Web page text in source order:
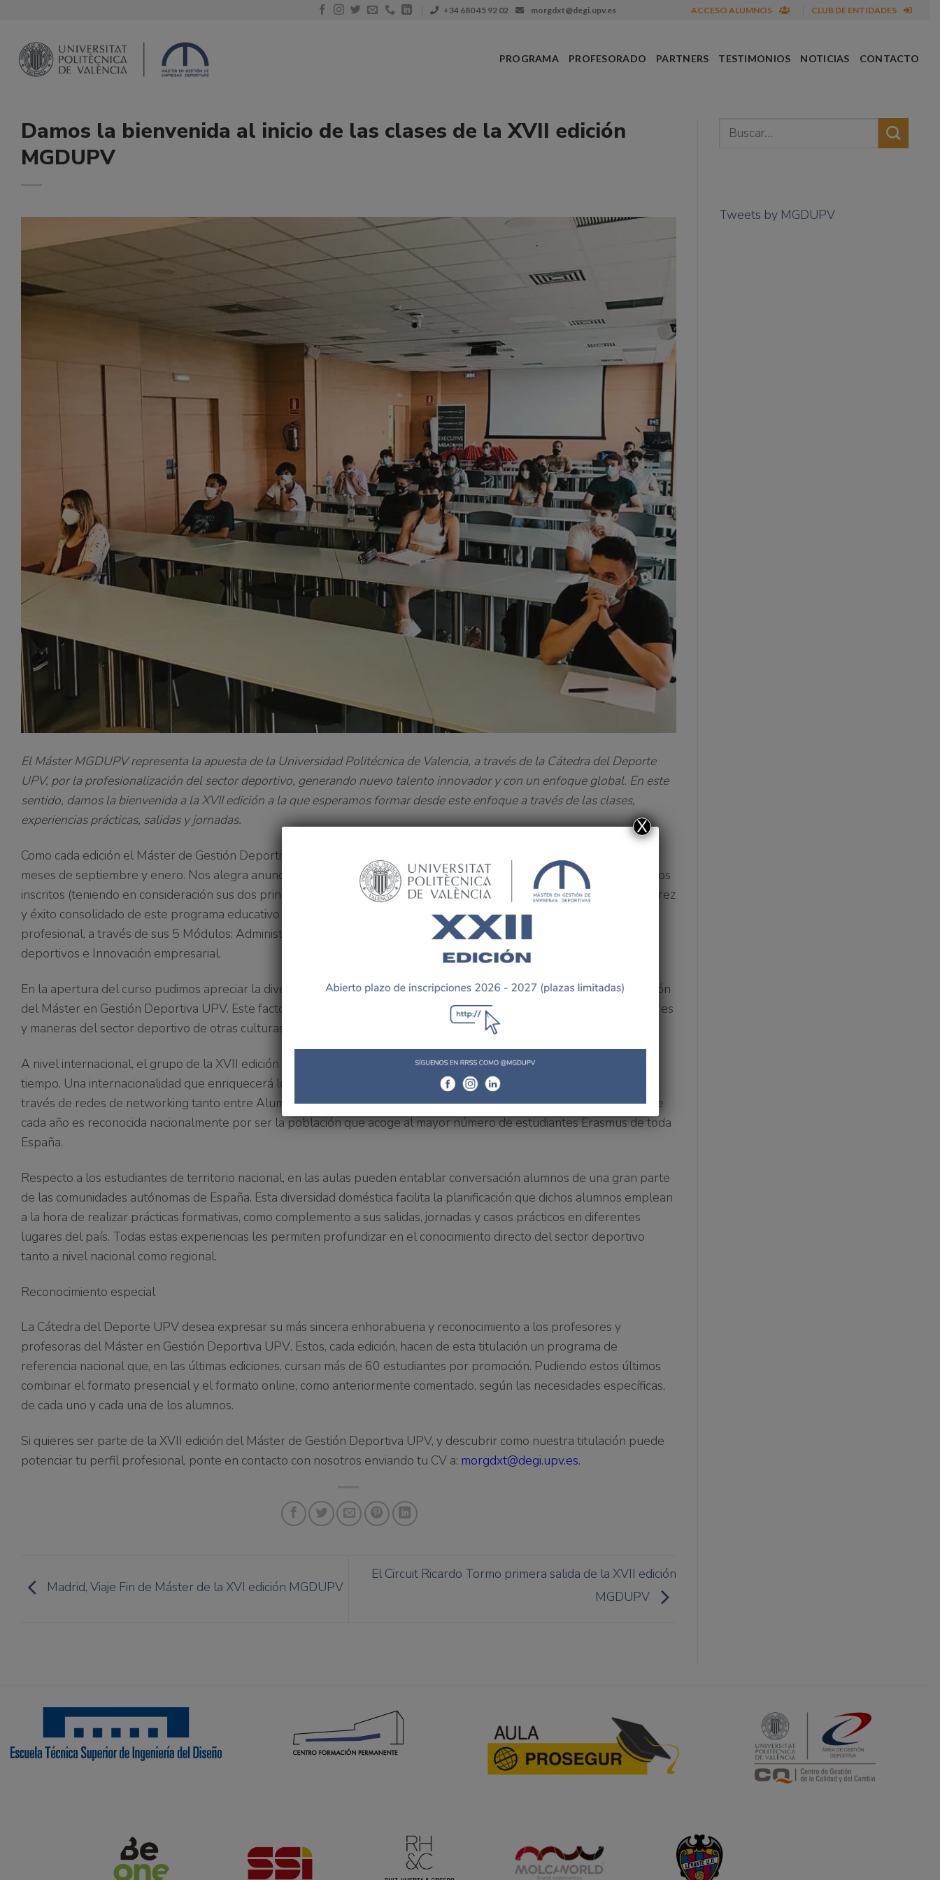
contenido
+34 680 45 92 02 morgdxt@degi.upv.es ACCESO ALUMNOS CLUB DE ENTIDADES
PROGRAMA PROFESORADO PARTNERS TESTIMONIOS NOTICIAS CONTACTO
Damos la bienvenida al inicio de las clases de la XVII edición
MGDUPV
El Máster MGDUPV representa la apuesta de la Universidad Politécnica de Valencia, a través de la Cátedra del Deporte
UPV, por la profesionalización del sector deportivo, generando nuevo talento innovador y con un enfoque global. En este
sentido, damos la bienvenida a la XVII edición a la que esperamos formar desde este enfoque a través de las clases,
experiencias prácticas, salidas y jornadas.
Como cada edición el Máster de Gestión Deportiva UPV
permite incorporarse al programa de la titulación durante los
meses de septiembre y enero. Nos alegra anunciar que un año más, al inicio de las clases,
esta supera ya los 50 alumnos
inscritos (teniendo en consideración sus dos principales modalidades: presencial y online)
. Una prueba más de la madurez
y éxito consolidado de este programa educativo
desde el que ponemos el foco en la formación en gestión deportiva
profesional, a través de sus 5 Módulos: Administración de Empresas, Legislación, Marketing, Gestión de Eventos
deportivos e Innovación empresarial.
En la apertura del curso pudimos apreciar la diversidad y multiculturalidad de los alumnos que conforman la XVII edición
del Máster en Gestión Deportiva UPV. Este factor multicultural permite a los estudiantes conocer diferentes costumbres
y maneras del sector deportivo de otras culturas.
A nivel internacional, el grupo de la XVII edición del Máster de Gestión Deportiva UPV engloba 8 países al mismo
tiempo. Una internacionalidad que enriquecerá los debates del aula, la posibilidad de establecer nuevos contactos, a
través de redes de networking tanto entre Alumni como entre compañeros, y la diversidadde una ciudad Valencia, que
cada año es reconocida nacionalmente por ser la población que acoge al mayor número de estudiantes Erasmus de toda
España.
Respecto a los estudiantes de territorio nacional, en las aulas pueden entablar conversación alumnos de una gran parte
de las comunidades autónomas de España. Esta diversidad doméstica facilita la planificación que dichos alumnos emplean
a la hora de realizar prácticas formativas, como complemento a sus salidas, jornadas y casos prácticos en diferentes
lugares del país. Todas estas experiencias les permiten profundizar en el conocimiento directo del sector deportivo
tanto a nivel nacional como regional.
Reconocimiento especial
La Cátedra del Deporte UPV desea expresar su más sincera enhorabuena y reconocimiento a los profesores y
profesoras del Máster en Gestión Deportiva UPV. Estos, cada edición, hacen de esta titulación un programa de
referencia nacional que, en las últimas ediciones, cursan más de 60 estudiantes por promoción. Pudiendo estos últimos
combinar elformato presencial y el formato online, como anteriormente comentado, según las necesidades específicas,
de cada uno y cada una de los alumnos.
Si quieres ser parte de la XVII edición del Máster de Gestión Deportiva UPV, y descubrir como nuestra titulación puede
potenciar tu perfil profesional, ponte en contacto con nosotros enviando tu CV a: morgdxt@degi.upv.es.
Madrid, Viaje Fin de Máster de la XVI edición MGDUPV
El Circuit Ricardo Tormo primera salida de la XVII edición
MGDUPV
Tweets by MGDUPV
X